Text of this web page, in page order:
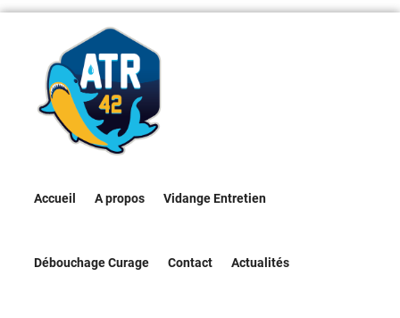
Accueil A propos Vidange Entretien
Débouchage Curage Contact Actualités